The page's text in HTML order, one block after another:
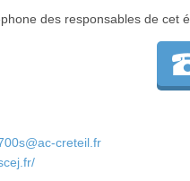
des responsables de cet
creteil.fr